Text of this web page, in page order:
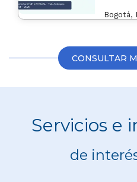
Bogotá,
CONSULTAR
Servicios e
de